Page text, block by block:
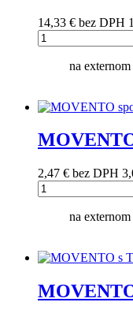
14,33 € bez DPH
na
2,47 € bez DPH
na